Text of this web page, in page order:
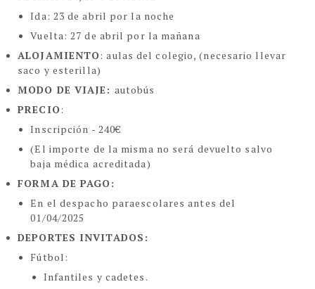
Ida: 23 de abril por la noche
Vuelta: 27 de abril por la mañana
ALOJAMIENTO: aulas del colegio, (necesario llevar
saco y esterilla)
MODO DE VIAJE: autobús
PRECIO:
Inscripción - 240€
(El importe de la misma no será devuelto salvo
baja médica acreditada)
FORMA DE PAGO:
En el despacho paraescolares antes del
01/04/2025
DEPORTES INVITADOS:
Fútbol:
Infantiles y cadetes.